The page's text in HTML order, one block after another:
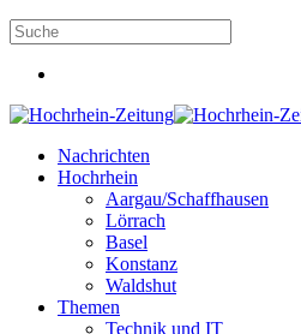
Nachrichten
Hochrhein
Aargau/Schaffhausen
Lörrach
Basel
Konstanz
Waldshut
Themen
Technik und IT